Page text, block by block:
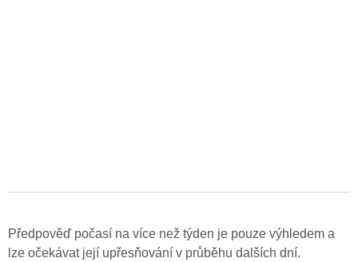
Předpověď počasí na více než týden je pouze výhledem a
lze očekávat její upřesňování v průběhu dalších dní.